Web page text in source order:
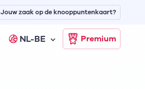
NL-BE Premium
Jouw zaak op de knooppuntenkaart?